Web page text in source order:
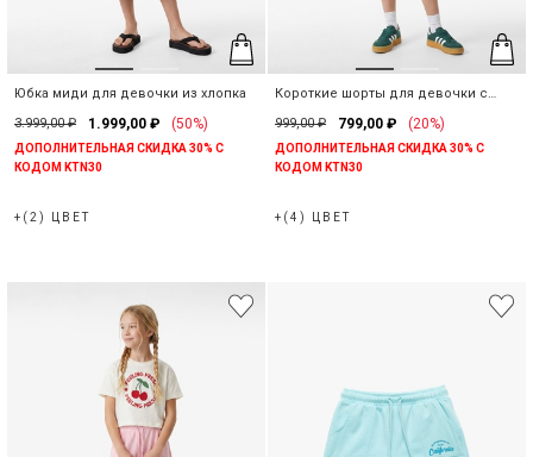
Юбка миди для девочки из хлопка
3.999,00 ₽
1.999,00 ₽ (50%)
ДОПОЛНИТЕЛЬНАЯ СКИДКА 30% С
КОДОМ KTN30
+(2) ЦВЕТ
Короткие шорты для девочки с
надписью из хлопка
999,00 ₽ 799,00 ₽ (20%)
ДОПОЛНИТЕЛЬНАЯ СКИДКА 30% С
КОДОМ KTN30
+(4) ЦВЕТ